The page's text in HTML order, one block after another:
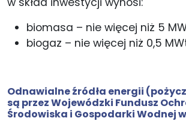
biomasa – nie więcej niż 5
biogaz – nie więcej niż 0,5
Odnawialne źródła energii
są przez Wojewódzki Fundusz
Środowiska i Gospodarki Wodnej